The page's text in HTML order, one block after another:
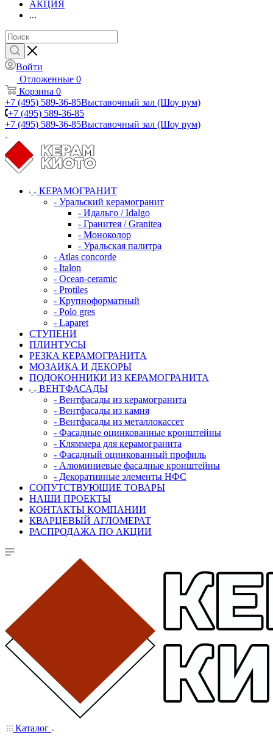
АКЦИЯ
...
Войти
Отложенные 0
Корзина 0
+7 (495) 589-36-85Выставочный зал (Шоу рум)
+7 (495) 589-36-85
+7 (495) 589-36-85Выставочный зал (Шоу рум)
КЕРАМОГРАНИТ
- Уральский керамогранит
- Идальго / Idalgo
- Гранитея / Granitea
- Моноколор
- Уральская палитра
- Atlas concorde
- Italon
- Ocean-ceramic
- Protiles
- Крупноформатный
- Polo gres
- Laparet
СТУПЕНИ
ПЛИНТУСЫ
РЕЗКА КЕРАМОГРАНИТА
МОЗАИКА И ДЕКОРЫ
ПОДОКОННИКИ ИЗ КЕРАМОГРАНИТА
ВЕНТФАСАДЫ
- Вентфасады из керамогранита
- Вентфасады из камня
- Вентфасады из металлокассет
- Фасадные оцинкованные кронштейны
- Кляммера для керамогранита
- Фасадный оцинкованный профиль
- Алюминиевые фасадные кронштейны
- Декоративные элементы НФС
СОПУТСТВУЮЩИЕ ТОВАРЫ
НАШИ ПРОЕКТЫ
КОНТАКТЫ КОМПАНИИ
КВАРЦЕВЫЙ АГЛОМЕРАТ
РАСПРОДАЖА ПО АКЦИИ
Каталог